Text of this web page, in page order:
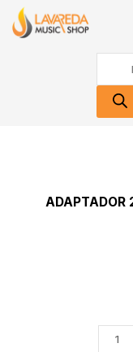
content
search
ADAPTADOR
2x
RCA